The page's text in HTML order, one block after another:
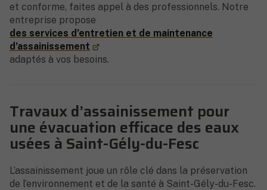
et conforme, faites appel à des professionnels. Notre
entreprise propose
des services d’entretien et de maintenance
d’assainissement
adaptés à vos besoins.
Travaux d’assainissement pour
une évacuation efficace des eaux
usées à Saint-Gély-du-Fesc
L’assainissement joue un rôle clé dans la préservation
de l’environnement et de la santé à Saint-Gély-du-Fesc.